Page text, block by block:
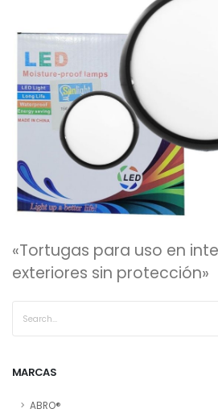
MARCAS
ABRO®
«Tortugas para uso en
exteriores sin protección»